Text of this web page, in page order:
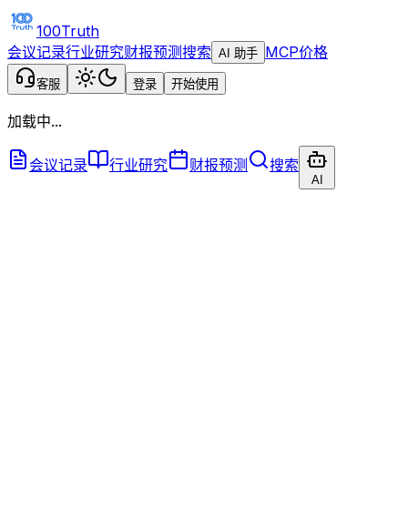
100Truth
会议记录行业研究财报预测搜索 AI 助手 MCP价格
客服 登录 开始使用
加载中...
会议记录 行业研究 财报预测 搜索
AI